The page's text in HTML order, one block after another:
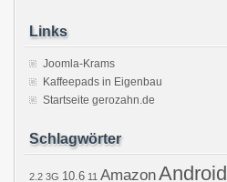
Links
Joomla-Krams
Kaffeepads in Eigenbau
Startseite gerozahn.de
Schlagwörter
2.2 3G 10.6 11 AmazonAndroid